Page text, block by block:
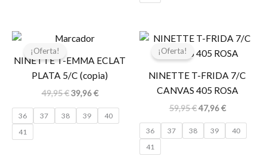
¡Oferta!
NINETTE T-EMMA ECLAT
PLATA 5/C (copia)
49,95€
El
original
49,95 €.
39,96€
actual
39,96 €.
36 37 38 39
40
41
¡Oferta!
NINETTE T-FRIDA 7/C
CANVAS 405 ROSA
59,95€
El
original
59,95 €.
47,96€
El
actual
47,96 €.
36 37 38 39
40
41